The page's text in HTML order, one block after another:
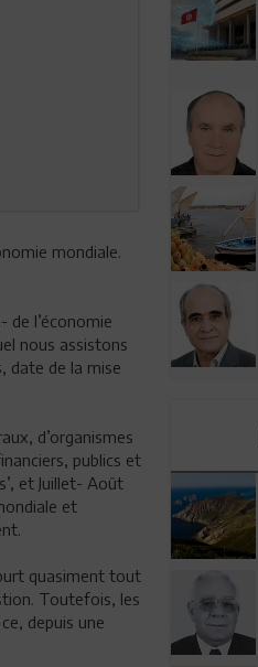
mondiale.
de l’économie
nous assistons
date de la mise
d’organismes
publics et
et Juillet- Août
et
quasiment tout
Toutefois, les
depuis une